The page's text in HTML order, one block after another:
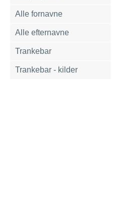
Alle fornavne
Alle efternavne
Trankebar
Trankebar - kilder